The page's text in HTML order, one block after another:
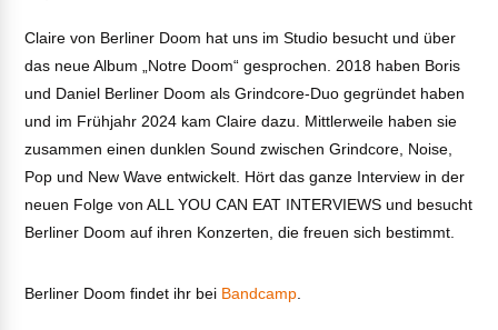
Claire von Berliner Doom hat uns im Studio besucht und über
das neue Album „Notre Doom“ gesprochen. 2018 haben Boris
und Daniel Berliner Doom als Grindcore-Duo gegründet haben
und im Frühjahr 2024 kam Claire dazu. Mittlerweile haben sie
zusammen einen dunklen Sound zwischen Grindcore, Noise,
Pop und New Wave entwickelt. Hört das ganze Interview in der
neuen Folge von ALL YOU CAN EAT INTERVIEWS und besucht
Berliner Doom auf ihren Konzerten, die freuen sich bestimmt.
Berliner Doom findet ihr bei Bandcamp